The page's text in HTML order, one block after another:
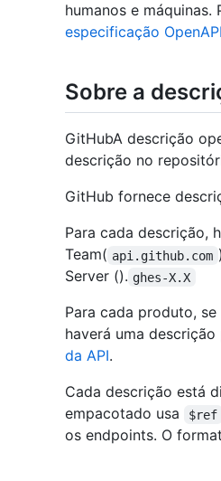
humanos e
especificação OpenAPI
Sobre a
GitHubA descrição
descrição no
GitHub fornece
Para cada descrição,
Team( api.github.com
Server (). ghes-X.X
Para cada produto,
haverá uma
da API.
Cada descrição está
empacotado usa
$ref
os endpoints. O